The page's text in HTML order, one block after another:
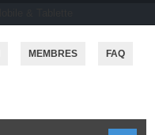
MEMBRES FAQ